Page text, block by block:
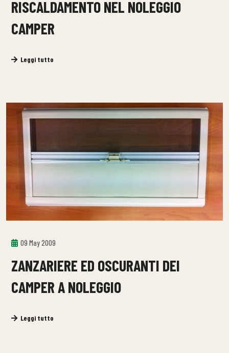
RISCALDAMENTO NEL NOLEGGIO
CAMPER
Leggi tutto
09 May 2009
ZANZARIERE ED OSCURANTI DEI
CAMPER A NOLEGGIO
Leggi tutto